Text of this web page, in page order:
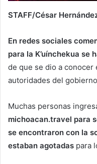
STAFF/César
En redes sociales
para la K’uínchekua se
de que se dio a
autoridades del
Muchas personas
michoacan.travel para
se encontraron con la
estaban agotadas para